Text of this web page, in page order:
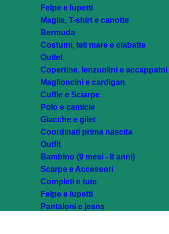
Felpe e lupetti
Maglie, T-shirt e canotte
Bermuda
Costumi, teli mare e ciabatte
Outlet
Copertine. lenzuolini e accappatoi
Maglioncini e cardigan
Cuffie e Sciarpe
Polo e camicie
Giacche e gilet
Coordinati prima nascita
Outfit
Bambino (9 mesi - 8 anni)
Scarpe e Accessori
Completi e tute
Felpe e lupetti
Pantaloni e jeans